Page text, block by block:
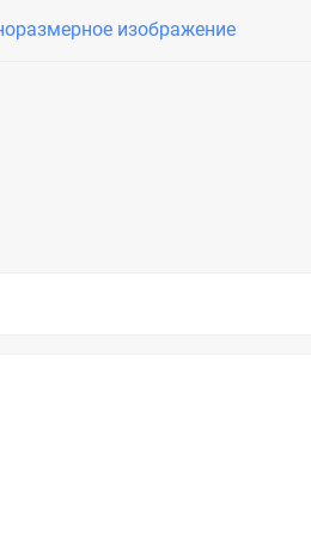
изображение